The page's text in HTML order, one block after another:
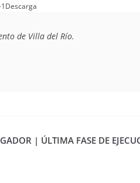
de Villa del Río.
| ÚLTIMA FASE DE